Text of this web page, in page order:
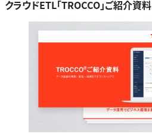
クラウドETL「TROCCO」ご紹介資料